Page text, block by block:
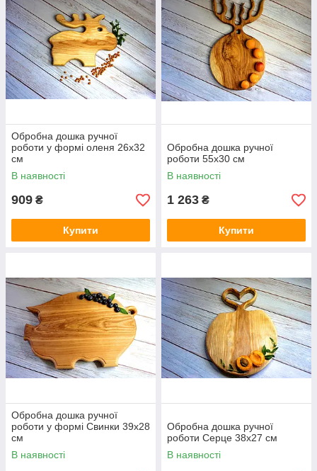
Обробна дошка ручної
роботи у формі оленя 26х32
см
В наявності
909 ₴
Купити
Обробна дошка ручної
роботи 55х30 см
В наявності
1 263 ₴
Купити
Обробна дошка ручної
роботи у формі Свинки 39х28
см
В наявності
Обробна дошка ручної
роботи Серце 38х27 см
В наявності